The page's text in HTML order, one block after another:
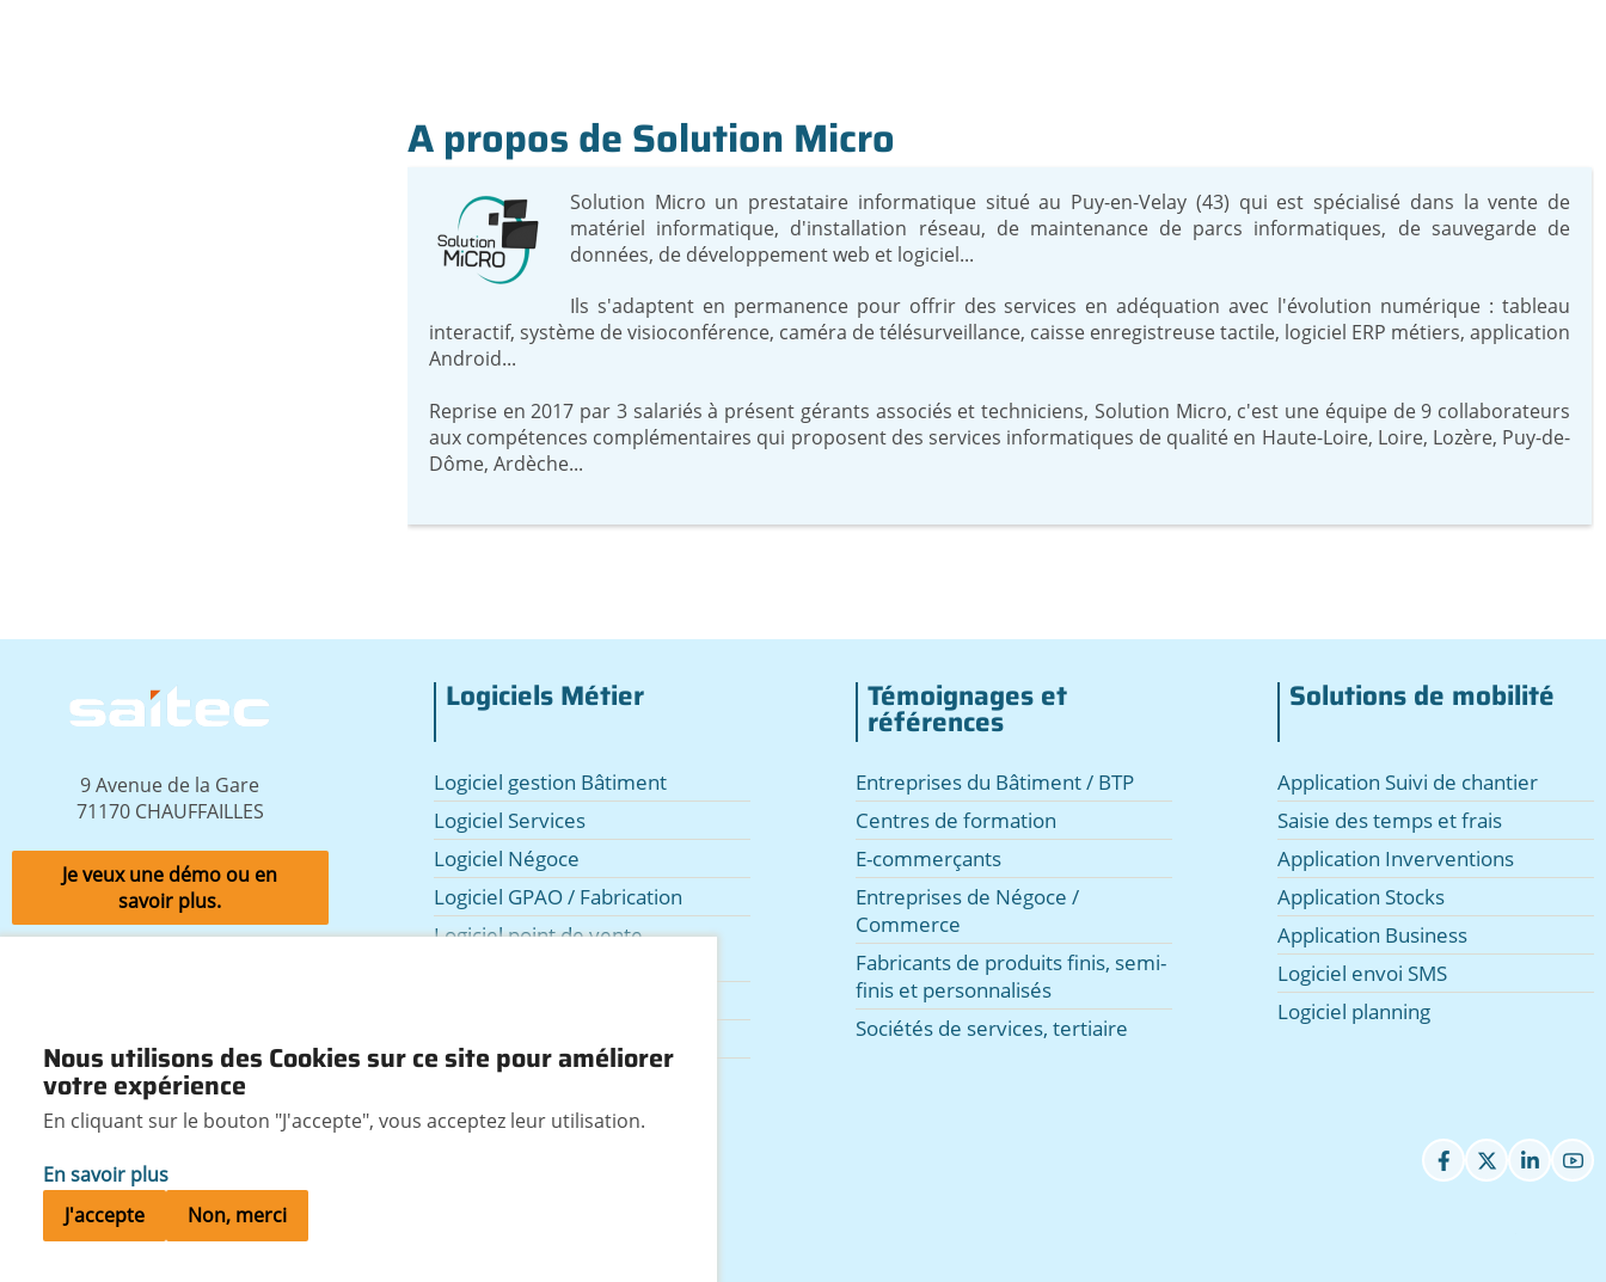
A propos de Solution Micro
Solution Micro un prestataire informatique situé au Puy-en-Velay (43) qui est spécialisé dans la vente de
matériel informatique, d'installation réseau, de maintenance de parcs informatiques, de sauvegarde de
données, de développement web et logiciel...
Ils s'adaptent en permanence pour offrir des services en adéquation avec l'évolution numérique : tableau
interactif, système de visioconférence, caméra de télésurveillance, caisse enregistreuse tactile, logiciel ERP métiers, application
Android...
Reprise en 2017 par 3 salariés à présent gérants associés et techniciens, Solution Micro, c'est une équipe de 9 collaborateurs
aux compétences complémentaires qui proposent des services informatiques de qualité en Haute-Loire, Loire, Lozère, Puy-de-
Dôme, Ardèche...
9 Avenue de la Gare
71170 CHAUFFAILLES
Je veux une démo ou en
savoir plus.
Logiciels Métier
Logiciel gestion Bâtiment
Logiciel Services
Logiciel Négoce
Logiciel GPAO / Fabrication
Logiciel point de vente,
Les modules et extensions
Témoignages et
références
Entreprises du Bâtiment / BTP
Centres de formation
E-commerçants
Entreprises de Négoce /
Commerce
Fabricants de produits finis, semi-
finis et personnalisés
Sociétés de services, tertiaire
Solutions de mobilité
Application Suivi de chantier
Saisie des temps et frais
Application Inverventions
Application Stocks
Application Business
Logiciel envoi SMS
Logiciel planning
Pied
de
page
Mentions légales
Accessibilité
Nous utilisons des Cookies sur ce site pour améliorer
votre expérience
En cliquant sur le bouton "J'accepte", vous acceptez leur utilisation.
En savoir plus
J'accepte
Non, merci